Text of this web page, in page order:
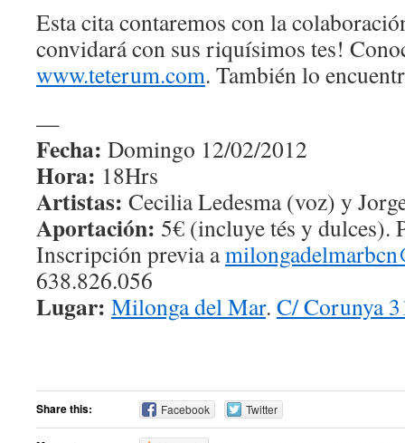
Esta cita contaremos con la
convidará con sus riquísimos tes!
www.teterum.com. También lo
—
Fecha: Domingo 12/02/2012
Hora: 18Hrs
Artistas: Cecilia Ledesma (voz) y
Aportación: 5€ (incluye tés y dulces).
Inscripción previa a
638.826.056
Lugar: Milonga del Mar. C/ Corunya
Share this: Facebook Twitter